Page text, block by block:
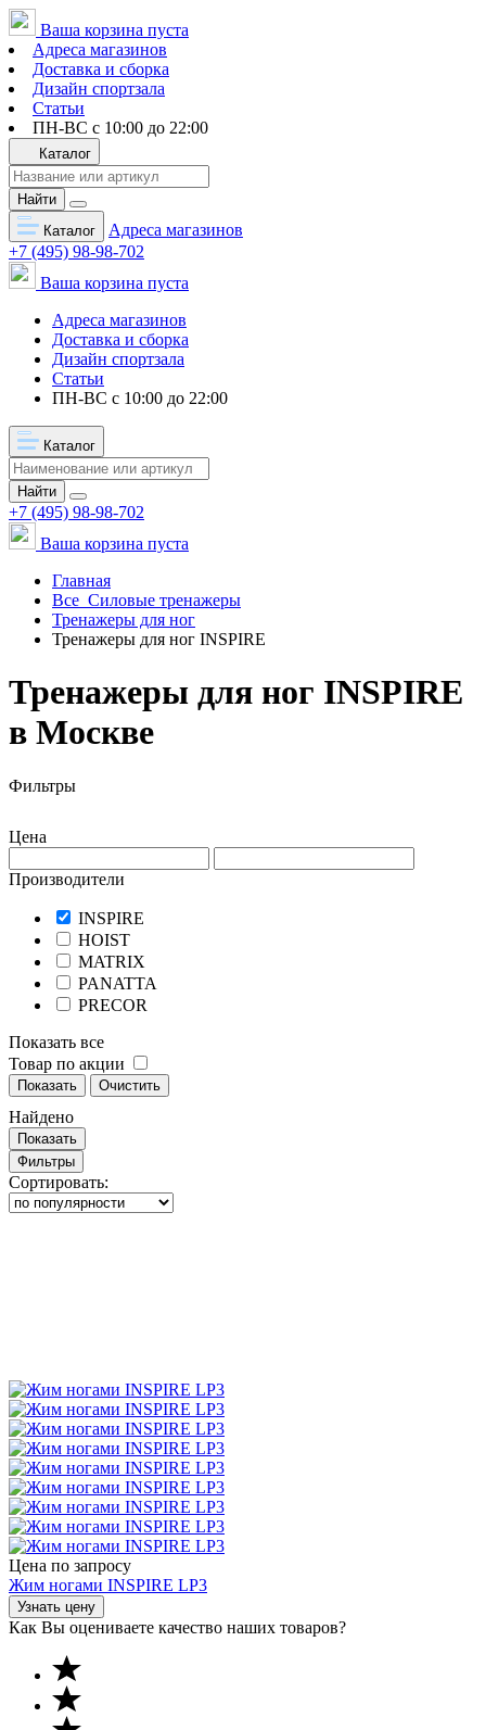
Ваша корзина пуста
Адреса магазинов
Доставка и сборка
Дизайн спортзала
Статьи
ПН-ВС с 10:00 до 22:00
Каталог
Найти
Каталог
Адреса магазинов
+7 (495) 98-98-702
Ваша корзина пуста
Адреса магазинов
Доставка и сборка
Дизайн спортзала
Статьи
ПН-ВС с 10:00 до 22:00
Каталог
Найти
+7 (495) 98-98-702
Ваша корзина пуста
Главная
Все Силовые тренажеры
Тренажеры для ног
Тренажеры для ног INSPIRE
Тренажеры для ног INSPIRE
в Москве
Фильтры
Цена
Производители
INSPIRE
HOIST
MATRIX
PANATTA
PRECOR
Показать все
Товар по акции
Показать Очистить
Найдено
Показать
Фильтры
Сортировать:
Цена по запросу
Жим ногами INSPIRE LP3
Узнать цену
Как Вы оцениваете качество наших товаров?